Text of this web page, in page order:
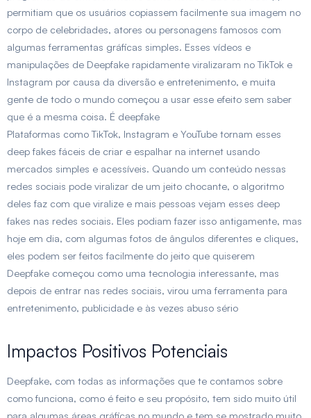
permitiam que os usuários copiassem facilmente sua imagem no
corpo de celebridades, atores ou personagens famosos com
algumas ferramentas gráficas simples. Esses vídeos e
manipulações de Deepfake rapidamente viralizaram no TikTok e
Instagram por causa da diversão e entretenimento, e muita
gente de todo o mundo começou a usar esse efeito sem saber
que é a mesma coisa. É deepfake
Plataformas como TikTok, Instagram e YouTube tornam esses
deep fakes fáceis de criar e espalhar na internet usando
mercados simples e acessíveis. Quando um conteúdo nessas
redes sociais pode viralizar de um jeito chocante, o algoritmo
deles faz com que viralize e mais pessoas vejam esses deep
fakes nas redes sociais. Eles podiam fazer isso antigamente, mas
hoje em dia, com algumas fotos de ângulos diferentes e cliques,
eles podem ser feitos facilmente do jeito que quiserem
Deepfake começou como uma tecnologia interessante, mas
depois de entrar nas redes sociais, virou uma ferramenta para
entretenimento, publicidade e às vezes abuso sério
Impactos Positivos Potenciais
Deepfake, com todas as informações que te contamos sobre
como funciona, como é feito e seu propósito, tem sido muito útil